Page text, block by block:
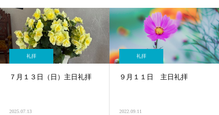
礼拝
７月１３日（日）主日礼拝
2025.07.13
礼拝
９月１１日 主日礼拝
2022.09.11